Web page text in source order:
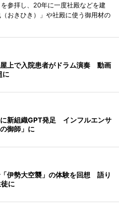
参拝し、20年に一度社殿などを建
おきひき）」や社殿に使う御用材の
上で入院患者がドラム演奏 動画
に
新組織GPT発足 インフルエンサ
御師」に
伊勢大空襲」の体験を回想 語り
に